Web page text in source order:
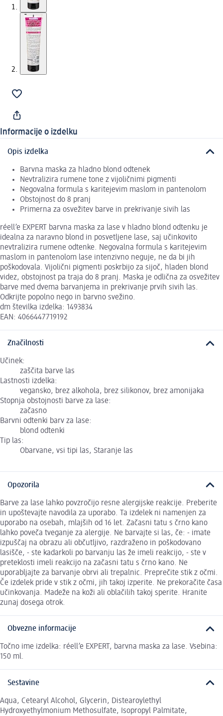
Informacije o izdelku
Opis izdelka
Barvna maska za hladno blond odtenek
Nevtralizira rumene tone z vijoličnimi pigmenti
Negovalna formula s karitejevim maslom in pantenolom
Obstojnost do 8 pranj
Primerna za osvežitev barve in prekrivanje sivih las
réell’e EXPERT barvna maska za lase v hladno blond odtenku je
idealna za naravno blond in posvetljene lase, saj učinkovito
nevtralizira rumene odtenke. Negovalna formula s karitejevim
maslom in pantenolom lase intenzivno neguje, ne da bi jih
poškodovala. Vijolični pigmenti poskrbijo za sijoč, hladen blond
videz, obstojnost pa traja do 8 pranj. Maska je odlična za osvežitev
barve med dvema barvanjema in prekrivanje prvih sivih las.
Odkrijte popolno nego in barvno svežino.
dm številka izdelka: 1493834
EAN: 4066447719192
Značilnosti
Učinek:
zaščita barve las
Lastnosti izdelka:
vegansko, brez alkohola, brez silikonov, brez amonijaka
Stopnja obstojnosti barve za lase:
začasno
Barvni odtenki barv za lase:
blond odtenki
Tip las:
Obarvane, vsi tipi las, Staranje las
Opozorila
Barve za lase lahko povzročijo resne alergijske reakcije. Preberite
in upoštevajte navodila za uporabo. Ta izdelek ni namenjen za
uporabo na osebah, mlajših od 16 let. Začasni tatu s črno kano
lahko poveča tveganje za alergije. Ne barvajte si las, če: - imate
izpuščaj na obrazu ali občutljivo, razdraženo in poškodovano
lasišče, - ste kadarkoli po barvanju las že imeli reakcijo, - ste v
preteklosti imeli reakcijo na začasni tatu s črno kano. Ne
uporabljajte za barvanje obrvi ali trepalnic. Preprečite stik z očmi.
Če izdelek pride v stik z očmi, jih takoj izperite. Ne prekoračite časa
učinkovanja. Madeže na koži ali oblačilih takoj sperite. Hranite
zunaj dosega otrok.
Obvezne informacije
Točno ime izdelka: réell’e EXPERT, barvna maska za lase. Vsebina:
150 ml.
Sestavine
Aqua, Cetearyl Alcohol, Glycerin, Distearoylethyl
Hydroxyethylmonium Methosulfate, Isopropyl Palmitate,